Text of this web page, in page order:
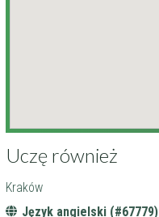
Uczę również
Kraków
Język angielski (#67779)